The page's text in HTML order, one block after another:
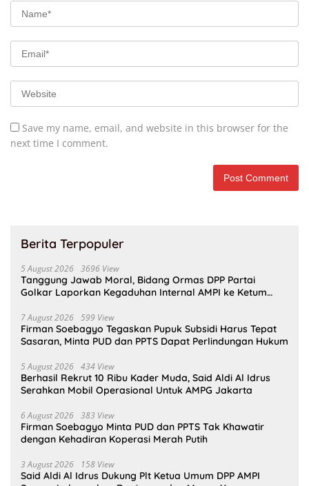
Save my name, email, and website in this browser for the
next time I comment.
Berita Terpopuler
5 August 2026 3696 View
Tanggung Jawab Moral, Bidang Ormas DPP Partai
Golkar Laporkan Kegaduhan Internal AMPI ke Ketum
7 August 2026 599 View
Firman Soebagyo Tegaskan Pupuk Subsidi Harus Tepat
Sasaran, Minta PUD dan PPTS Dapat Perlindungan Hukum
5 August 2026 434 View
Berhasil Rekrut 10 Ribu Kader Muda, Said Aldi Al Idrus
Serahkan Mobil Operasional Untuk AMPG Jakarta
6 August 2026 383 View
Firman Soebagyo Minta PUD dan PPTS Tak Khawatir
dengan Kehadiran Koperasi Merah Putih
3 August 2026 158 View
Said Aldi Al Idrus Dukung Plt Ketua Umum DPP AMPI